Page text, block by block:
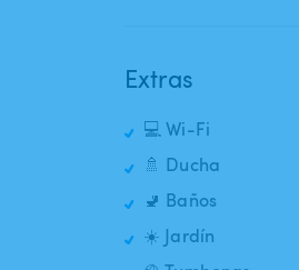
Extras
💻 Wi-Fi
🚿 Ducha
🚽 Baños
☀️ Jardín